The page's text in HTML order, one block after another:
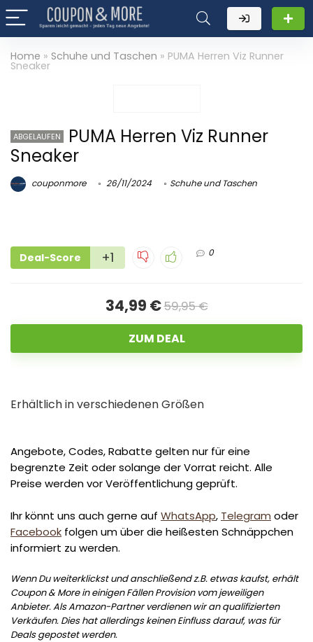
Home » Schuhe und Taschen » PUMA Herren Viz Runner
Sneaker
ABGELAUFEN
PUMA Herren Viz Runner
Sneaker
couponmore 26/11/2024 Schuhe und Taschen
Deal-Score +1 0
34,99 €59,95 €
ZUM DEAL
Erhältlich in verschiedenen Größen
Angebote, Codes, Rabatte gelten nur für eine
begrenzte Zeit oder solange der Vorrat reicht. Alle
Preise werden vor Veröffentlichung geprüft.
Ihr könnt uns auch gerne auf WhatsApp, Telegram oder
Facebook folgen um über die heißesten Schnäppchen
informiert zu werden.
Wenn Du weiterklickst und anschließend z.B. etwas kaufst, erhält
Coupon & More in einigen Fällen Provision vom jeweiligen
Anbieter. Als Amazon-Partner verdienen wir an qualifizierten
Verkäufen. Dies hat allerdings keinen Einfluss darauf, was für
Deals gepostet werden.